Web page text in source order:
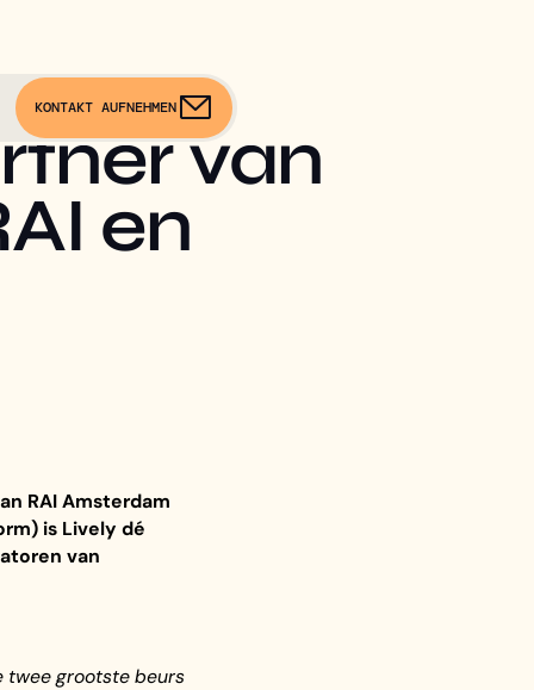
KONTAKT AUFNEHMEN
van
en
RAI Amsterdam
is Lively dé
van
twee grootste beurs